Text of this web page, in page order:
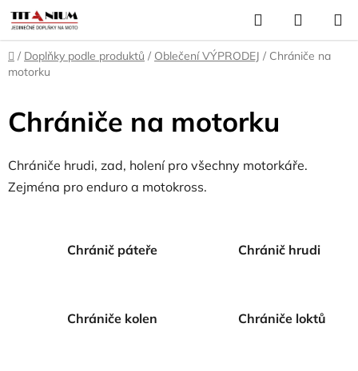
Přejít
na
obsah
Hledat
KOŠÍK
Domů
/ Doplňky podle produktů / Oblečení VÝPRODEJ / Chrániče na
motorku
Chrániče na motorku
Chrániče hrudi, zad, holení pro všechny motorkáře.
Zejména pro enduro a motokross.
Chránič páteře Chránič hrudi
Chrániče kolen Chrániče loktů